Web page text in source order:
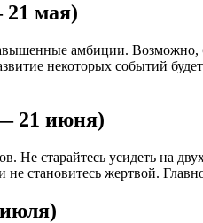
21 мая)
амбиции.
некоторых событий
21 июня)
Не старайтесь усидеть на
становитесь жертвой.